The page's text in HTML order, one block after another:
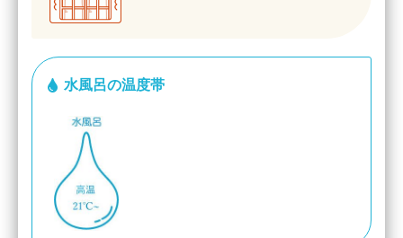
水風呂の温度帯